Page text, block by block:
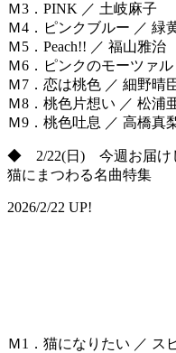
Ｍ3．PINK ／ 土岐麻子
Ｍ4．ピンクブルー ／ 緑
Ｍ5．Peach!! ／ 福山雅治
Ｍ6．ピンクのモーツァ
Ｍ7．恋は桃色 ／ 細野晴
Ｍ8．桃色片想い ／ 松浦
Ｍ9．桃色吐息 ／ 高橋真
◆ 2/22(日) 今週お届けし
猫にまつわる名曲特集
2026/2/22 UP!
Ｍ1．猫になりたい ／ ス